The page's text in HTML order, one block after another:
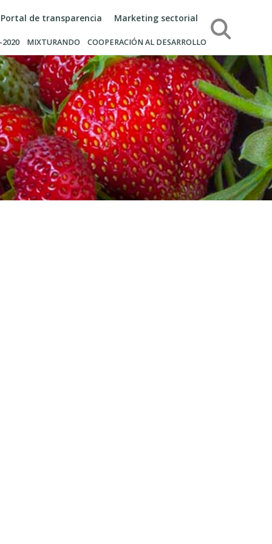
Portal de transparencia Marketing sectorial
2020 MIXTURANDO COOPERACIÓN AL DESARROLLO
Búsqueda